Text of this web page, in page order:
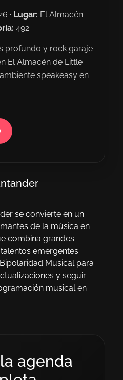
· Lugar: El Almacén
492
profundo y rock garaje
El Almacén de Little
speakeasy en
se convierte en un
de la música en
combina grandes
emergentes
Musical para
y seguir
musical en
agenda